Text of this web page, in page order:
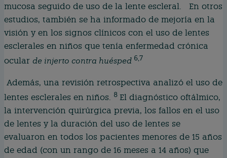
mucosa seguido de uso de la lente escleral. En otros
estudios, también se ha informado de mejoría en la
visión y en los signos clínicos con el uso de lentes
esclerales en niños que tenía enfermedad crónica
ocular de injerto contra huésped 6,7
Además, una revisión retrospectiva analizó el uso de
lentes esclerales en niños. 8 El diagnóstico oftálmico,
la intervención quirúrgica previa, los fallos en el uso
de lentes y la duración del uso de lentes se
evaluaron en todos los pacientes menores de 15 años
de edad (con un rango de 16 meses a 14 años) que